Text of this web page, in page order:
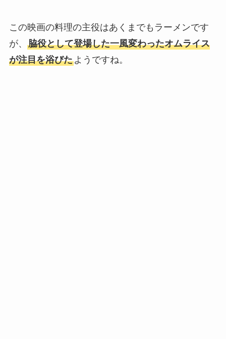
この映画の料理の主役はあくまでもラーメンです
が、 脇役として登場した一風変わったオムライス
が注目を浴びたようですね。